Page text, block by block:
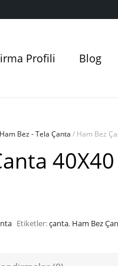
Profili Blog
Ham Bez - Tela Çanta / Ham Bez
Etiketler:çanta, Ham Bez